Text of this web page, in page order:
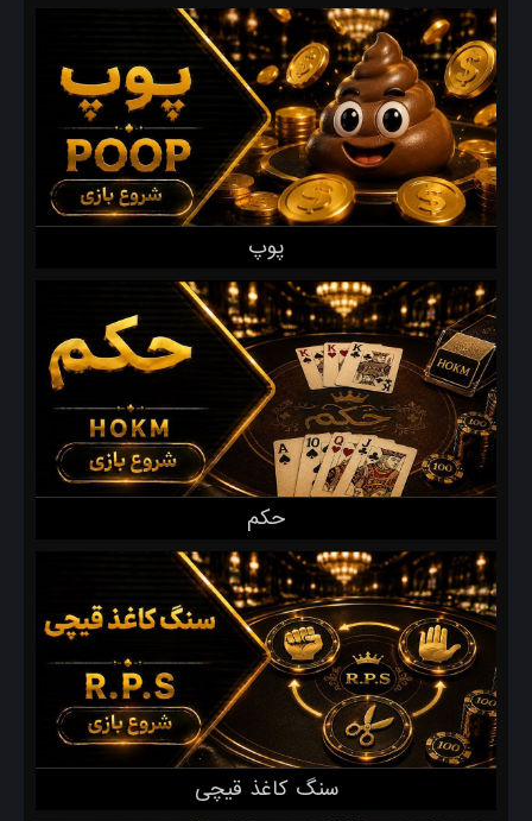
پوپ
حکم
سنگ کاغذ قیچی